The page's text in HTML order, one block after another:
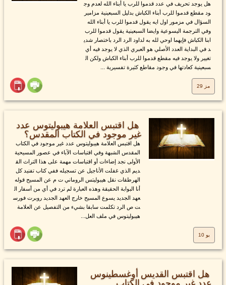
هل يوجد تحريف في عدد قدموا للرب يا أبناء الله لعدم وج
ود مقطع قدموا للرب أبناء الكباش بدليل السبعينية مزامير
السؤال في مزمور اول ايه يقول قدموا للرب يا أبناء الله
وفي الترجمة اليسوعية وايضا السبعينية يقول قدموا للرب
ابنا الكباش فإيهما اوحي لله به لداود الرد الرد باختصار شدي
د في البداية العدد الأصلي هو العبري الذي لا يوجد فيه أي
تغيير ولا يوجد فيه مقطع قدموا للرب أبناء الكباش ولكن ال
سبعينية كعادتها في وجود مقاطع كثيرة تفسيرية ...
مز 29
هل اقتبس العلامة هيبوليتوس عدد
غير موجود في الكتاب المقدس؟
هل اقتبس العلامة هيبوليتوس عدد غير موجود في الكتاب
المقدس الشبهة وفي اقتباسات الآباء في عصور المسيحية
الأولى نجد إضاءات أو اقتباسات مهمة على هذا التراث الق
ديم الذي غفلت الأناجيل عن تسجيله ففي كتاب تفنيد كل
الهرطقات نقل هيبوليتس الروماني ت م عن المسيح قوله
أنا البوابة الحقيقة وهذه العبارة لم ترد في أي من أسفار ال
عهد الجديد يسوع المسيح خارج العهد الجديد روبرت فورس
ت ص الرد تكلمت سابقا بشيء من التفصيل عن العلامة
هيبوليتوس في ملف العل...
يو 10
هل اقتبس القديس أوغسطينوس
عدد غير موجود في الكتاب